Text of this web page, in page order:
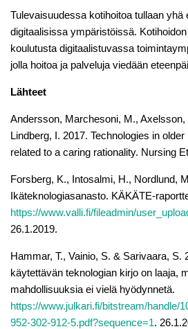
Tulevaisuudessa kotihoitoa tullaan
digitaalisissa ympäristöissä.
koulutusta digitaalistuvassa
jolla hoitoa ja palveluja viedään
Lähteet
Andersson, Marchesoni, M., Axelsson,
Lindberg, I. 2017. Technologies in older
related to a caring rationality. Nursing
Forsberg, K., Intosalmi, H., Nordlund,
Ikäteknologiasanasto. KÄKÄTE-
https://www.valli.fi/fileadmin/
26.1.2019.
Hammar, T., Vainio, S. & Sarivaara, S.
käytettävän teknologian kirjo on laaja,
mahdollisuuksia ei vielä hyödynnetä.
https://www.julkari.fi/bitstream/handle/
952-302-912-5.pdf?sequence=1.